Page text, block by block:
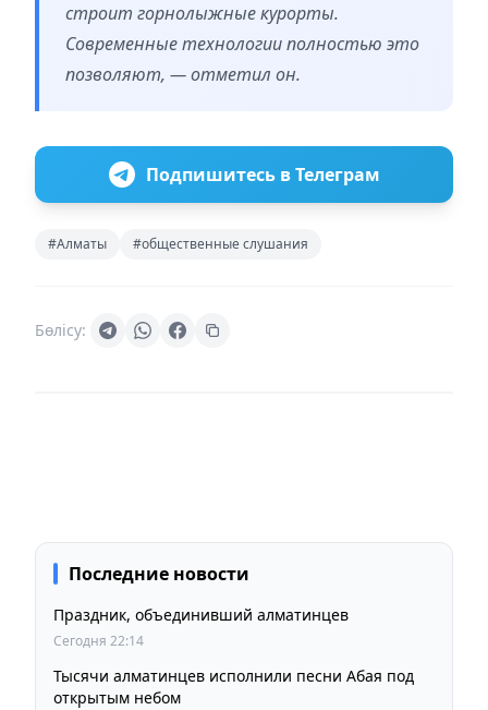
строит горнолыжные курорты.
Современные технологии полностью это
позволяют, — отметил он.
Подпишитесь в Телеграм
#Алматы #общественные слушания
Бөлісу:
Последние новости
Праздник, объединивший алматинцев
Сегодня 22:14
Тысячи алматинцев исполнили песни Абая под
открытым небом